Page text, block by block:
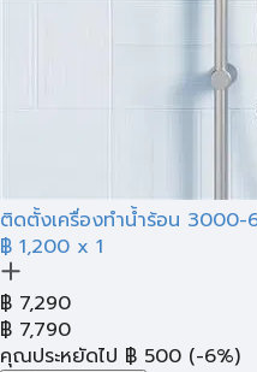
ติดตั้งเครื่องทำน้ำร้อน
฿ 1,200 x 1
฿ 7,290
฿ 7,790
คุณประหยัดไป ฿ 500 (-6%)